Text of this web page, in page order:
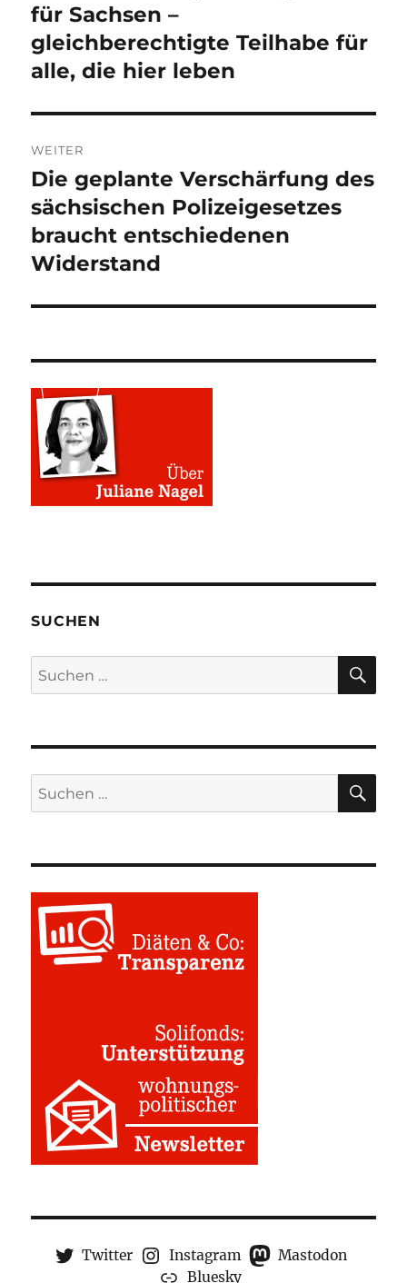
Beitrag:
für Sachsen –
gleichberechtigte Teilhabe für
alle, die hier leben
WEITER
Nächster
Beitrag:
Die geplante Verschärfung des
sächsischen Polizeigesetzes
braucht entschiedenen
Widerstand
SUCHEN
Suchen
nach:
Suchen
nach:
Twitter Instagram
Mastodon
Bluesky